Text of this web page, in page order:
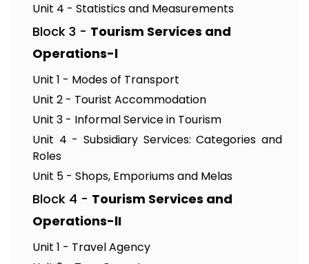
Unit 4 - Statistics and Measurements
Block 3 - Tourism Services and
Operations-l
Unit 1 - Modes of Transport
Unit 2 - Tourist Accommodation
Unit 3 - Informal Service in Tourism
Unit 4 - Subsidiary Services: Categories and
Roles
Unit 5 - Shops, Emporiums and Melas
Block 4 - Tourism Services and
Operations-lI
Unit 1 - Travel Agency